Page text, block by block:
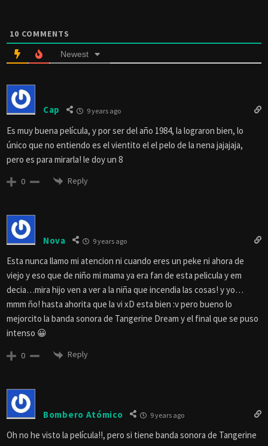
10 COMMENTS
Newest
Cap 9 years ago
Es muy buena película, y por ser del año 1984, la lograron bien, lo
único que no entiendo es el vientito el el pelo de la nena jajajaja,
pero es para mirarla! le doy un 8
0 Reply
Nova 9 years ago
Esta nunca llamo mi atencion ni cuando eres un peke ni ahora de
viejo y eso que de niño mi mama ya era fan de esta pelicula y em
decia…mira hijo ven a ver a la niña que incendia las cosas! y yo…
mmm ño! hasta ahorita que la vi xD esta bien :v pero bueno lo
mejorcito la banda sonora de Tangerine Dream y el final que se puso
intenso 😀
0 Reply
Bombero Atómico 9 years ago
Oh no he visto la película!!, pero si tiene banda sonora de Tangerine